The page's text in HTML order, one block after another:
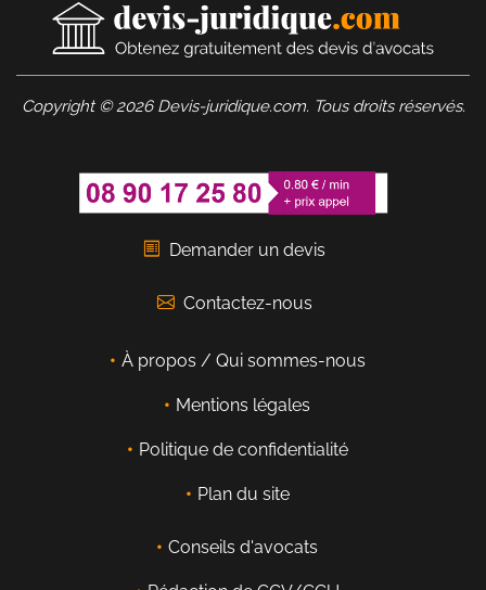
Copyright © 2026 Devis-juridique.com. Tous droits réservés.
Demander un devis
Contactez-nous
À propos / Qui sommes-nous
Mentions légales
Politique de confidentialité
Plan du site
Conseils d'avocats